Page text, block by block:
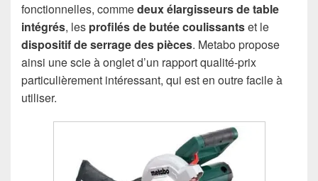
fonctionnelles, commedeux élargisseurs de table
intégrés, les profilés de butée coulissantset le
dispositif de serrage des pièces. Metabo propose
ainsi une scie à onglet d’un rapport qualité-prix
particulièrement intéressant, qui est en outre facile à
utiliser.